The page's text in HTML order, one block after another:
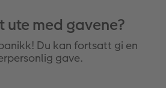
ute med gavene?
Du kan fortsatt gi en
gave.